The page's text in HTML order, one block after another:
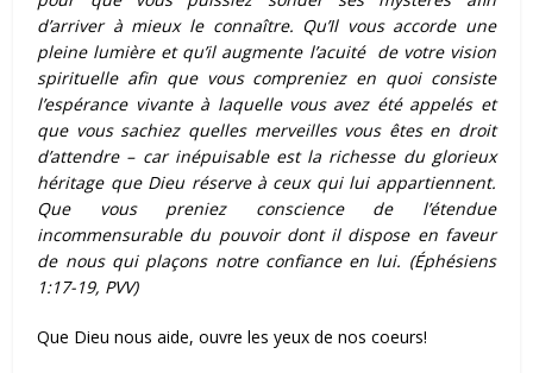
d’arriver à mieux le connaître. Qu’Il vous accorde une
pleine lumière et qu’il augmente l’acuité de votre vision
spirituelle afin que vous compreniez en quoi consiste
l’espérance vivante à laquelle vous avez été appelés et
que vous sachiez quelles merveilles vous êtes en droit
d’attendre – car inépuisable est la richesse du glorieux
héritage que Dieu réserve à ceux qui lui appartiennent.
Que vous preniez conscience de l’étendue
incommensurable du pouvoir dont il dispose en faveur
de nous qui plaçons notre confiance en lui. (Éphésiens
1:17-19, PVV)
Que Dieu nous aide, ouvre les yeux de nos coeurs!